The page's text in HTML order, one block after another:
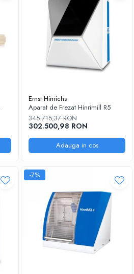
Ernst Hinrichs
Aparat de Frezat Hinrimill R5
345.715,37 RON
302.500,98 RON
Adauga in cos
-7%